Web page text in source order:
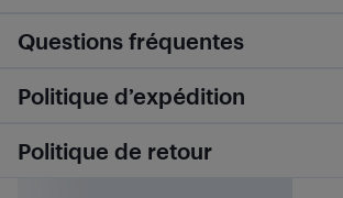
Questions fréquentes
Politique d’expédition
Politique de retour